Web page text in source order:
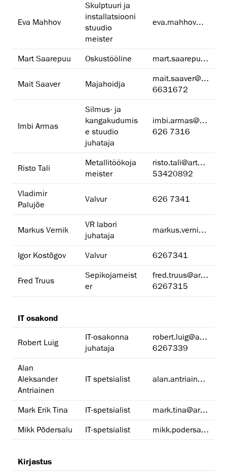
Eva Mahhov
Skulptuuri ja
installatsiooni
stuudio
meister
eva.mahhov@artun.ee
Mart Saarepuu Oskustööline mart.saarepuu@artun.ee
Mait Saaver Majahoidja
mait.saaver@artun.ee
6631672
Imbi Armas
Silmus- ja
kangakudumis
e stuudio
juhataja
imbi.armas@artun.ee
626 7316
Risto Tali
Metallitöökoja
meister
risto.tali@artun.ee
53420892
Vladimir
Palujõe
Valvur 626 7341
Markus Vernik
VR labori
juhataja
markus.vernik@artun.ee
Igor Kostõgov Valvur 6267341
Fred Truus
Sepikojameist
er
fred.truus@artun.ee
6267315
IT osakond
Robert Luig
IT-osakonna
juhataja
robert.luig@artun.ee
6267339
Alan
Aleksander
Antriainen
IT spetsialist alan.antriainen@artun.ee
Mark Erik Tina IT-spetsialist
mark.tina@artun.ee
Mikk Põdersalu
IT-spetsialist mikk.podersalu@artun.ee
Kirjastus